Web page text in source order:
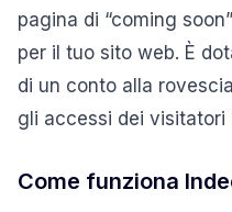
pagina di “coming
per il tuo sito web. È
di un conto alla
gli accessi dei visitatori
Come funziona